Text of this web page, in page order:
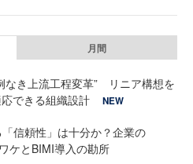
月間
なき上流工程変革” リニア構想を
できる組織設計
NEW
信頼性」は十分か？企業の
ケとBIMI導入の勘所